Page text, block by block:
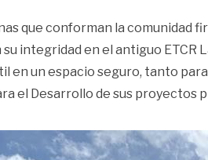
que conforman la comunidad
integridad en el antiguo ETCR
en un espacio seguro, tanto
el Desarrollo de sus proyectos